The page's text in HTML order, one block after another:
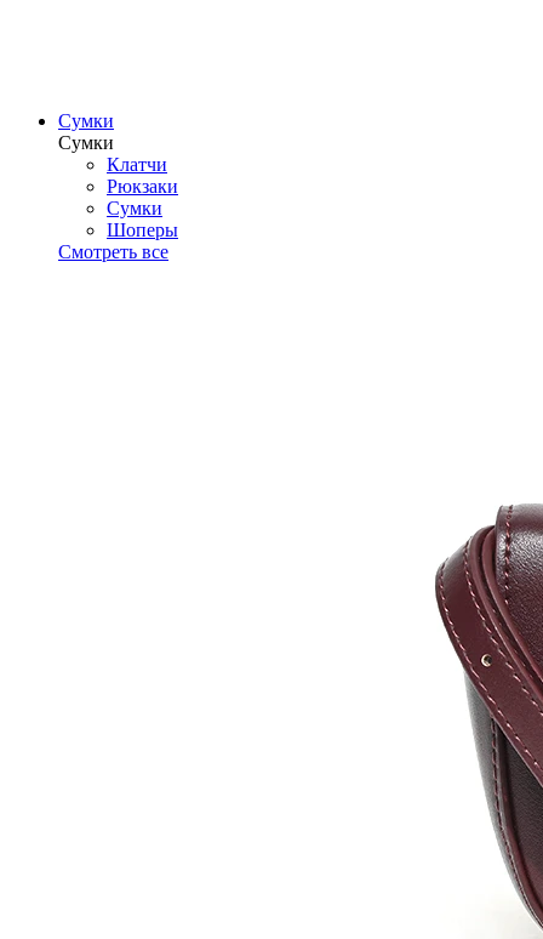
Сумки
Сумки
Клатчи
Рюкзаки
Сумки
Шоперы
Смотреть все